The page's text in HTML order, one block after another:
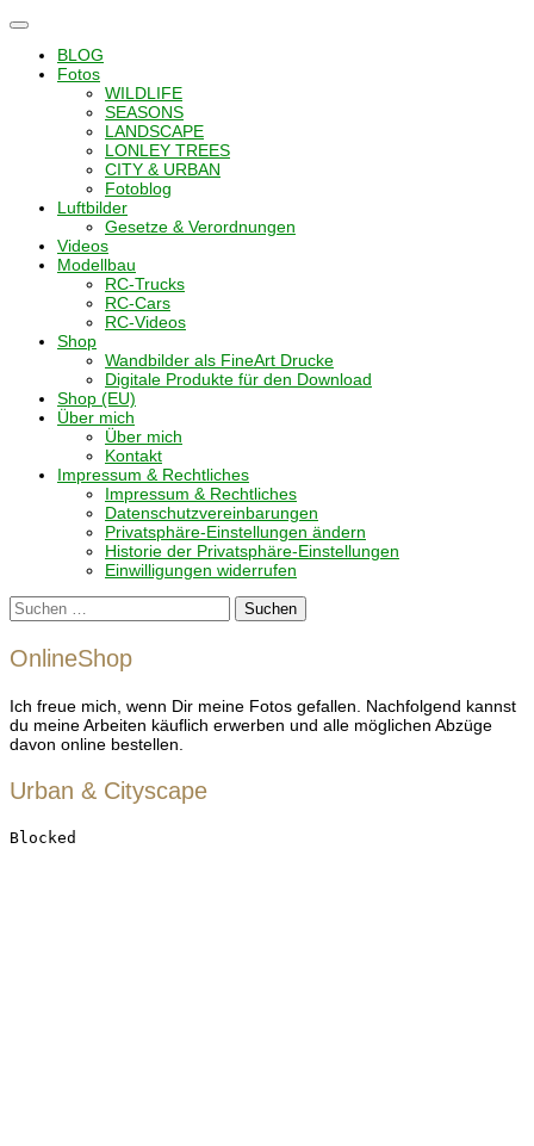
Navigation
umschalten
BLOG
Fotos
WILDLIFE
SEASONS
LANDSCAPE
LONLEY TREES
CITY & URBAN
Fotoblog
Luftbilder
Gesetze & Verordnungen
Videos
Modellbau
RC-Trucks
RC-Cars
RC-Videos
Shop
Wandbilder als FineArt Drucke
Digitale Produkte für den Download
Shop (EU)
Über mich
Über mich
Kontakt
Impressum & Rechtliches
Impressum & Rechtliches
Datenschutzvereinbarungen
Privatsphäre-Einstellungen ändern
Historie der Privatsphäre-Einstellungen
Einwilligungen widerrufen
Suchen
nach:
OnlineShop
Ich freue mich, wenn Dir meine Fotos gefallen. Nachfolgend kannst
du meine Arbeiten käuflich erwerben und alle möglichen Abzüge
davon online bestellen.
Urban & Cityscape